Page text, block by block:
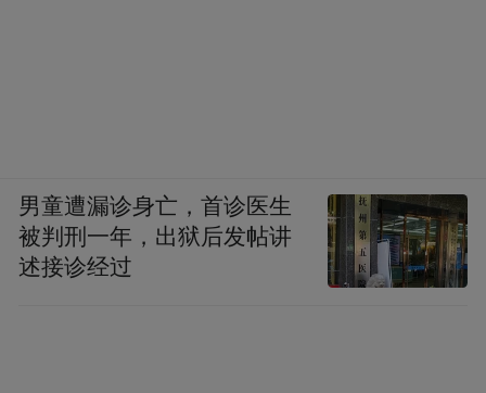
男童遭漏诊身亡，首诊医生
被判刑一年，出狱后发帖讲
述接诊经过